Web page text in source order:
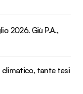
2026. Giù P.A.,
climatico, tante tesi